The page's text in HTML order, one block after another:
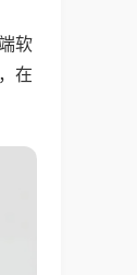
软
在